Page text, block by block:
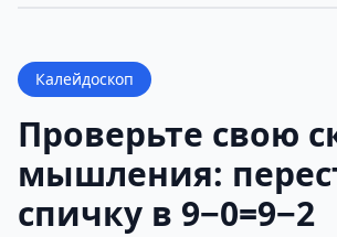
Калейдоскоп
Проверьте свою
мышления:
спичку в 9−0=9−2